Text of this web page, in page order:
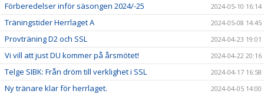
Förberedelser inför säsongen 2024/-25 2024-05-10 16:14
Träningstider Herrlaget A 2024-05-08 14:45
Provträning D2 och SSL 2024-04-23 19:01
Vi vill att just DU kommer på årsmötet! 2024-04-22 20:16
Telge SIBK: Från dröm till verklighet i SSL 2024-04-17 16:58
Ny tränare klar för herrlaget. 2024-04-05 14:00